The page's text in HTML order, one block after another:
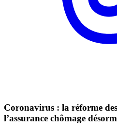
Coronavirus : la réforme
l’assurance chômage